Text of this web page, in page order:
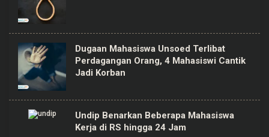
Dugaan Mahasiswa Unsoed Terlibat
Perdagangan Orang, 4 Mahasiswi Cantik
Jadi Korban
Undip Benarkan Beberapa Mahasiswa
Kerja di RS hingga 24 Jam